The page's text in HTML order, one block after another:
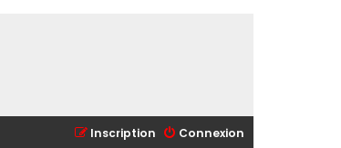
Connexion
Inscription